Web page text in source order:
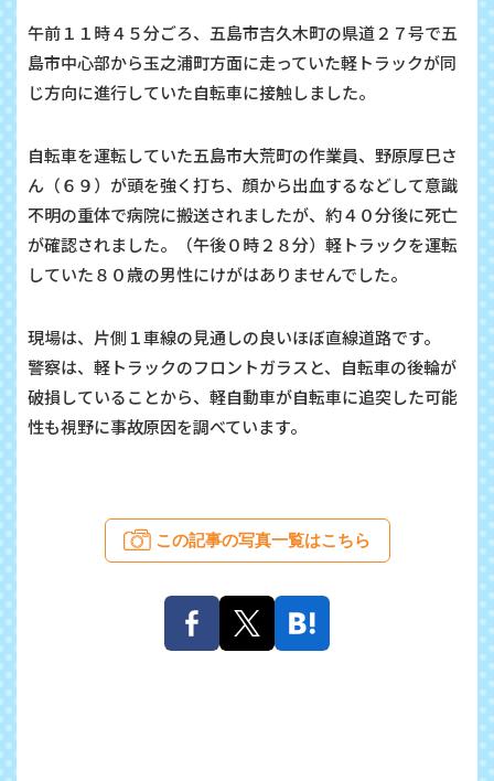
午前１１時４５分ごろ、五島市吉久木町の県道２７号で五
島市中心部から玉之浦町方面に走っていた軽トラックが同
じ方向に進行していた自転車に接触しました。
自転車を運転していた五島市大荒町の作業員、野原厚巳さ
ん（６９）が頭を強く打ち、顔から出血するなどして意識
不明の重体で病院に搬送されましたが、約４０分後に死亡
が確認されました。（午後０時２８分）軽トラックを運転
していた８０歳の男性にけがはありませんでした。
現場は、片側１車線の見通しの良いほぼ直線道路です。
警察は、軽トラックのフロントガラスと、自転車の後輪が
破損していることから、軽自動車が自転車に追突した可能
性も視野に事故原因を調べています。
この記事の写真一覧はこちら